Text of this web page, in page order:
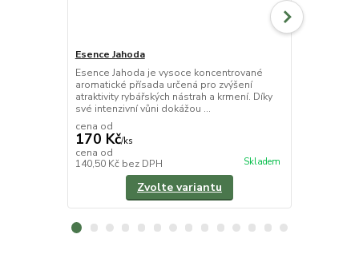
Esence Jahoda
Esence Jahoda je vysoce koncentrované
aromatické přísada určená pro zvýšení
atraktivity rybářských nástrah a krmení. Díky
své intenzivní vůni dokážou ...
cena od
170 Kč/ks
cena od
140,50 Kč bez DPH Skladem
Zvolte variantu